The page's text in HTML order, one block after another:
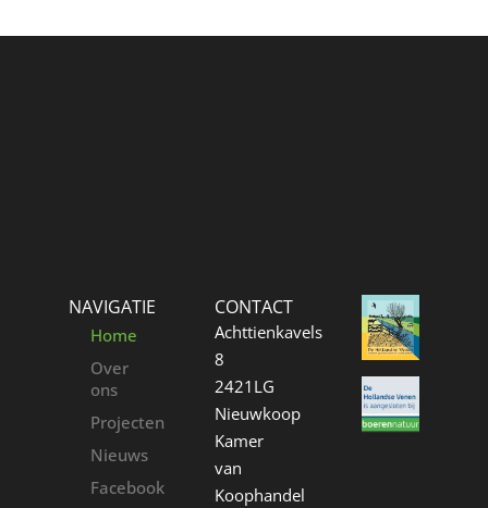
NAVIGATIE
Home
Over
ons
Projecten
Nieuws
Facebook
CONTACT
Achttienkavels
8
2421LG
Nieuwkoop
Kamer
van
Koophandel